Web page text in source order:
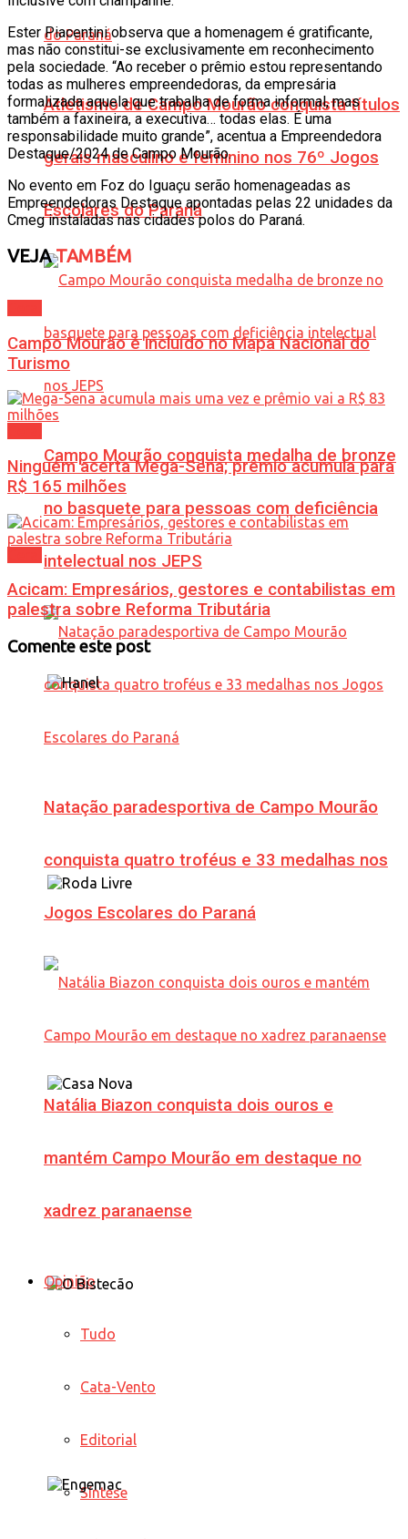
Atletismo de Campo Mourão conquista títulos
gerais masculino e feminino nos 76º Jogos
Escolares do Paraná
Campo Mourão conquista medalha de bronze
no basquete para pessoas com deficiência
intelectual nos JEPS
Natação paradesportiva de Campo Mourão
conquista quatro troféus e 33 medalhas nos
Jogos Escolares do Paraná
Natália Biazon conquista dois ouros e
mantém Campo Mourão em destaque no
xadrez paranaense
Opinião
Tudo
Cata-Vento
Editorial
Síntese
Ester Piacentini observa que a homenagem é gratificante,
mas não constitui-se exclusivamente em reconhecimento
pela sociedade. “Ao receber o prêmio estou representando
todas as mulheres empreendedoras, da empresária
formalizada aquela que trabalha de forma informal, mas
também a faxineira, a executiva… todas elas. É uma
responsabilidade muito grande”, acentua a Empreendedora
Destaque/2024 de Campo Mourão.
No evento em Foz do Iguaçu serão homenageadas as
Empreendedoras Destaque apontadas pelas 22 unidades da
Cmeg instaladas nas cidades polos do Paraná.
VEJATAMBÉM
Campo Mourão é incluído no Mapa Nacional do
Turismo
Ninguém acerta Mega-Sena; prêmio acumula para
R$ 165 milhões
Acicam: Empresários, gestores e contabilistas em
palestra sobre Reforma Tributária
Comente este post